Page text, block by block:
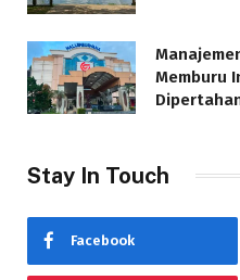
Memburu
Stay In Touch
Facebook